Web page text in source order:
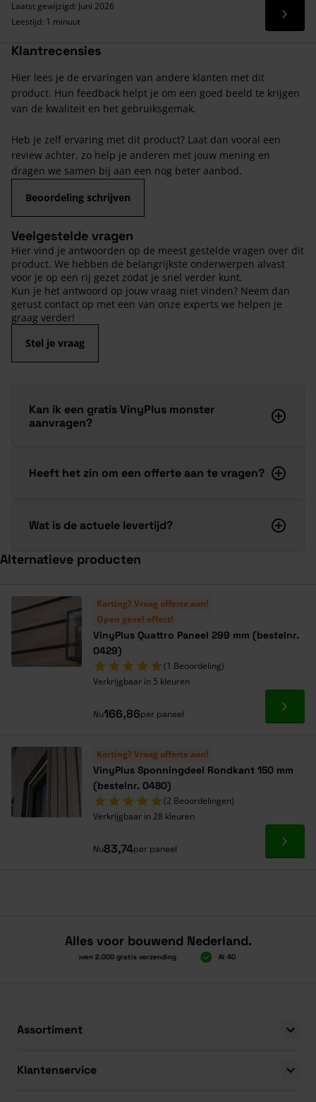
Laatst gewijzigd: Juni 2026
Leestijd: 1 minuut
Lees
Klantrecensies
Hier lees je de ervaringen van andere klanten met dit
product. Hun feedback helpt je om een goed beeld te krijgen
van de kwaliteit en het gebruiksgemak.
Heb je zelf ervaring met dit product? Laat dan vooral een
review achter, zo help je anderen met jouw mening en
dragen we samen bij aan een nog beter aanbod.
Beoordeling schrijven
Veelgestelde vragen
Hier vind je antwoorden op de meest gestelde vragen over dit
product. We hebben de belangrijkste onderwerpen alvast
voor je op een rij gezet zodat je snel verder kunt.
Kun je het antwoord op jouw vraag niet vinden? Neem dan
gerust contact op met een van onze experts we helpen je
graag verder!
Stel je vraag
Kan ik een gratis VinyPlus monster
aanvragen?
Heeft het zin om een offerte aan te vragen?
Wat is de actuele levertijd?
Alternatieve producten
Korting? Vraag offerte aan!
Open gevel effect!
VinyPlus Quattro Paneel 299 mm (bestelnr.
0429)
(1 Beoordeling)
Verkrijgbaar in 5 kleuren
Nu166,86per paneel Ga
Korting? Vraag offerte aan!
VinyPlus Sponningdeel Rondkant 150 mm
(bestelnr. 0480)
(2 Beoordelingen)
Verkrijgbaar in 28 kleuren
Nu83,74per paneel Ga
Alles voor bouwend Nederland.
Boven 2.000 gratis verzending
Al 40 jaar dé specialist
Assortiment
Klantenservice